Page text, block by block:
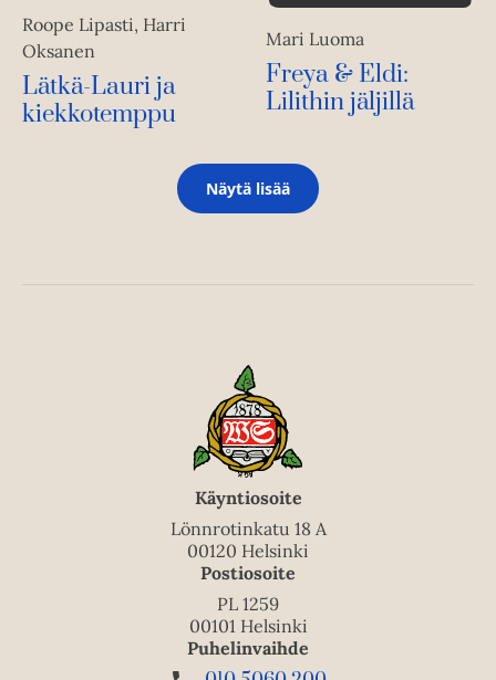
Roope Lipasti, Harri
Oksanen
Lätkä-Lauri ja
kiekkotemppu
Mari Luoma
Freya & Eldi:
Lilithin jäljillä
Näytä lisää
Käyntiosoite
Lönnrotinkatu 18 A
00120 Helsinki
Postiosoite
PL 1259
00101 Helsinki
Puhelinvaihde